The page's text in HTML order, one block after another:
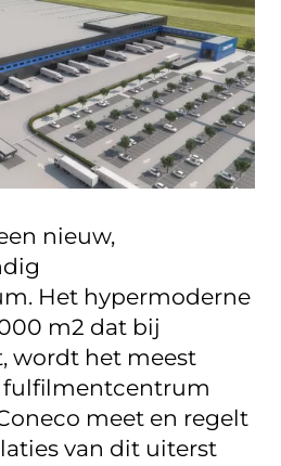
nieuw,
Het hypermoderne
m2 dat bij
wordt het meest
fulfilmentcentrum
meet en regelt
van dit uiterst